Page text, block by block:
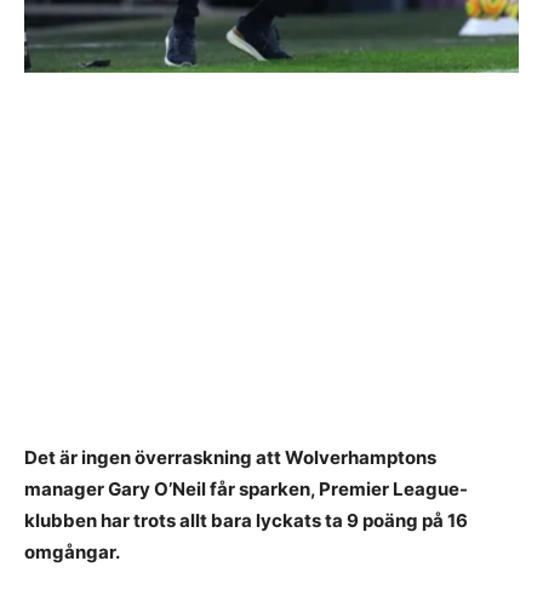
Det är ingen överraskning att Wolverhamptons
manager Gary O’Neil får sparken, Premier League-
klubben har trots allt bara lyckats ta 9 poäng på 16
omgångar.